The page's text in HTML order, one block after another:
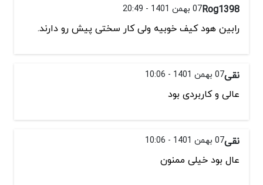
Rog139807 بهمن 1401 - 20:49
رابین هود کیف خوبیه ولی کار سختی پیش رو دارند.
نقی07 بهمن 1401 - 10:06
عالی و کاربردی بود
نقی07 بهمن 1401 - 10:06
عال بود خیلی ممنون